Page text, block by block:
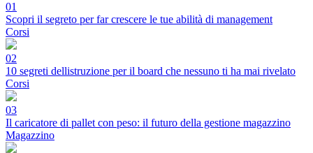
01
Scopri il segreto per far crescere le tue abilità di management
Corsi
02
10 segreti dellistruzione per il board che nessuno ti ha mai rivelato
Corsi
03
Il caricatore di pallet con peso: il futuro della gestione magazzino
Magazzino